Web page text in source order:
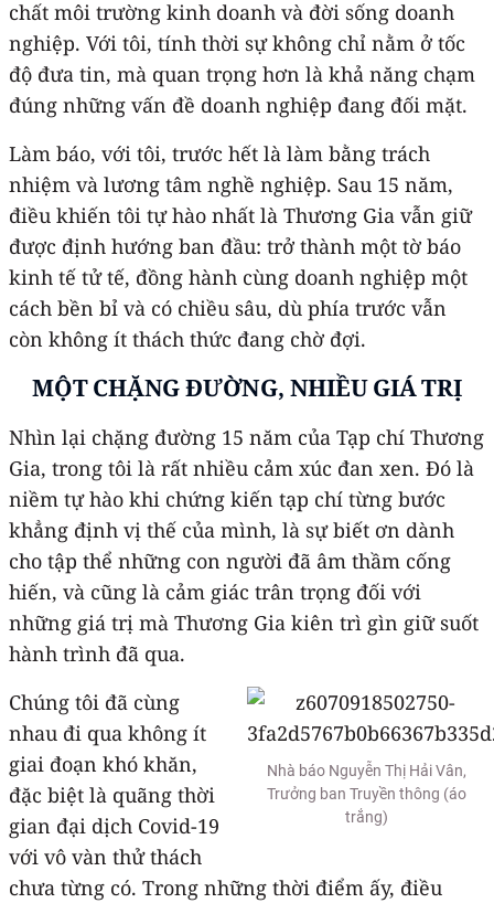
chất môi trường kinh doanh và đời sống doanh
nghiệp. Với tôi, tính thời sự không chỉ nằm ở tốc
độ đưa tin, mà quan trọng hơn là khả năng chạm
đúng những vấn đề doanh nghiệp đang đối mặt.
Làm báo, với tôi, trước hết là làm bằng trách
nhiệm và lương tâm nghề nghiệp. Sau 15 năm,
điều khiến tôi tự hào nhất là Thương Gia vẫn giữ
được định hướng ban đầu: trở thành một tờ báo
kinh tế tử tế, đồng hành cùng doanh nghiệp một
cách bền bỉ và có chiều sâu, dù phía trước vẫn
còn không ít thách thức đang chờ đợi.
MỘT CHẶNG ĐƯỜNG, NHIỀU GIÁ TRỊ
Nhìn lại chặng đường 15 năm của Tạp chí Thương
Gia, trong tôi là rất nhiều cảm xúc đan xen. Đó là
niềm tự hào khi chứng kiến tạp chí từng bước
khẳng định vị thế của mình, là sự biết ơn dành
cho tập thể những con người đã âm thầm cống
hiến, và cũng là cảm giác trân trọng đối với
những giá trị mà Thương Gia kiên trì gìn giữ suốt
hành trình đã qua.
Nhà báo Nguyễn Thị Hải Vân,
Trưởng ban Truyền thông (áo
trắng)
Chúng tôi đã cùng
nhau đi qua không ít
giai đoạn khó khăn,
đặc biệt là quãng thời
gian đại dịch Covid-19
với vô vàn thử thách
chưa từng có. Trong những thời điểm ấy, điều